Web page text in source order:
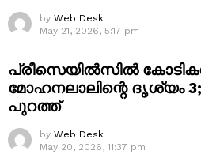
by Web Desk
May 21, 2026, 5:17 pm
പ്രീസെയിൽസിൽ കോടികൾ
മോഹനലാലിന്റെ ദൃശ്യം
പുറത്ത്
by Web Desk
May 20, 2026, 11:37 pm